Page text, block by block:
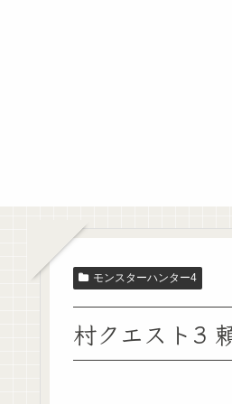
モンスターハンター4
村クエスト3